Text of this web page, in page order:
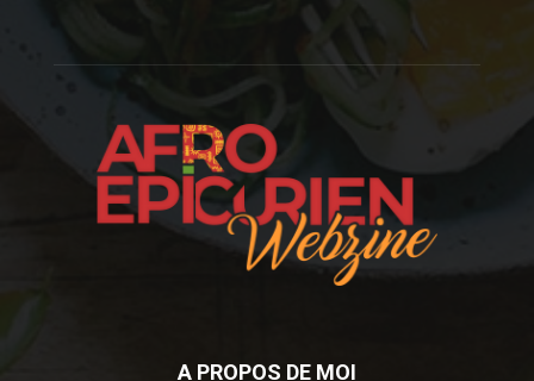
A PROPOS DE MOI